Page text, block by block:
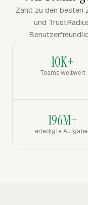
Zählt zu den besten
und
10K+
Teams weltweit
196M+
erledigte